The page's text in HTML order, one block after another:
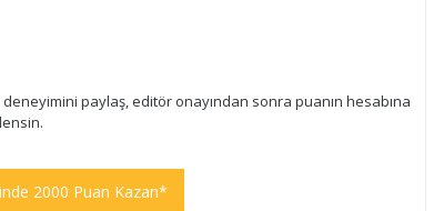
paylaş, editör onayından sonra puanın hesabına
2000 Puan Kazan*